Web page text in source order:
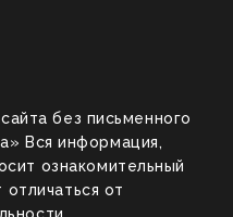
без письменного
Вся информация,
ознакомительный
от